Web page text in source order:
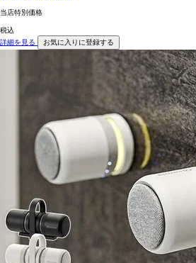
当店特別価格
税込
詳細を見る
お気に入りに登録する